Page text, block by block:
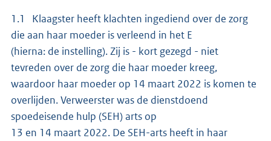
1.1 Klaagster heeft klachten ingediend over de zorg
die aan haar moeder is verleend in het E
(hierna: de instelling). Zij is - kort gezegd - niet
tevreden over de zorg die haar moeder kreeg,
waardoor haar moeder op 14 maart 2022 is komen te
overlijden. Verweerster was de dienstdoend
spoedeisende hulp (SEH) arts op
13 en 14 maart 2022. De SEH-arts heeft in haar